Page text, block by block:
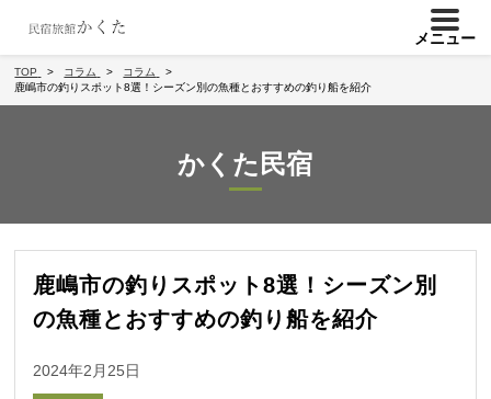
メニュー
TOP コラム
コラム
鹿嶋市の釣りスポット8選！シーズン別の魚種とおすすめの釣り船を紹介
かくた民宿
鹿嶋市の釣りスポット8選！シーズン別
の魚種とおすすめの釣り船を紹介
2024年2月25日